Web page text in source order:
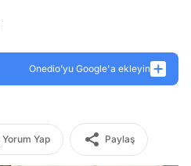
Onedio’yu Google'a ekleyin
Yorum Yap Paylaş